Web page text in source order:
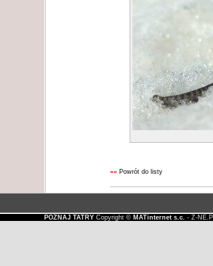
«« Powrót do listy
POZNAJ TATRYCopyright © MATinternet s.c. - Z-